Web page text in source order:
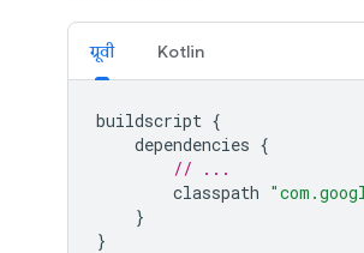
ग्रूवी Kotlin
buildscript {
dependencies {
// ...
classpath
}
}